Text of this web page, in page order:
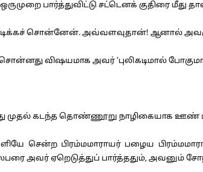
ஒருமுறை பார்த்துவிட்டு சட்டெனக் குதிரை மீது
சொன்னேன். அவ்வளவுதான்! ஆனால்
விஷயமாக அவர் ‘புலிகடிமால்
கடந்த தொண்ணூறு நாழிகையாக ஊண்
பிரம்மமாராயர் பழைய பிரம்மமாராயர்
அவர் ஏறெடுத்துப் பார்த்ததும், அவனும்